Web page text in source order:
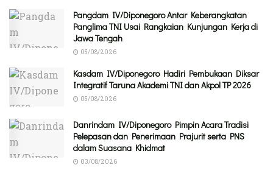
Pangdam IV/Diponegoro Antar Keberangkatan
Panglima TNI Usai Rangkaian Kunjungan Kerja di
Jawa Tengah
05/08/2026
Kasdam IV/Diponegoro Hadiri Pembukaan Diksar
Integratif Taruna Akademi TNI dan Akpol TP 2026
05/08/2026
Danrindam IV/Diponegoro Pimpin Acara Tradisi
Pelepasan dan Penerimaan Prajurit serta PNS
dalam Suasana Khidmat
03/08/2026